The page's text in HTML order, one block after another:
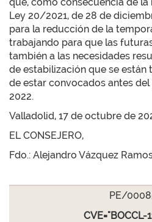
Ley 20/2021, de 28 de
para la reducción de la
trabajando para que las
también a las necesidades
de estabilización que se están
de estar convocados antes
2022.
Valladolid, 17 de octubre de
EL CONSEJERO,
Fdo.: Alejandro Vázquez
PE/
CVE="BOCCL-